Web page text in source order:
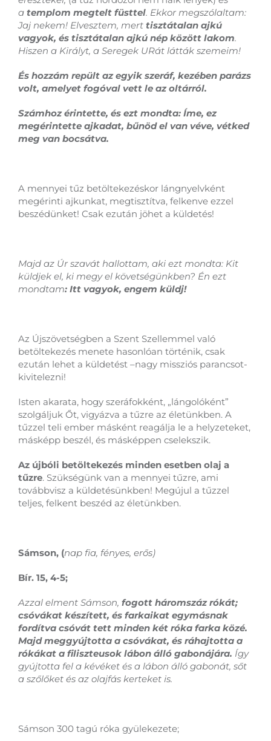
a templom megtelt füsttel. Ekkor megszólaltam:
Jaj nekem! Elvesztem, mert tisztátalan ajkú
vagyok, és tisztátalan ajkú nép között lakom.
Hiszen a Királyt, a Seregek URát látták szemeim!
És hozzám repült az egyik szeráf, kezében parázs
volt, amelyet fogóval vett le az oltárról.
Számhoz érintette, és ezt mondta: Íme, ez
megérintette ajkadat, bűnöd el van véve, vétked
meg van bocsátva.
A mennyei tűz betöltekezéskor lángnyelvként
megérinti ajkunkat, megtisztítva, felkenve ezzel
beszédünket! Csak ezután jöhet a küldetés!
Majd az Úr szavát hallottam, aki ezt mondta: Kit
küldjek el, ki megy el követségünkben? Én ezt
mondtam: Itt vagyok, engem küldj!
Az Újszövetségben a Szent Szellemmel való
betöltekezés menete hasonlóan történik, csak
ezután lehet a küldetést –nagy missziós parancsot-
kivitelezni!
Isten akarata, hogy szeráfokként, „lángolóként”
szolgáljuk Őt, vigyázva a tűzre az életünkben. A
tűzzel teli ember másként reagálja le a helyzeteket,
másképp beszél, és másképpen cselekszik.
Az újbóli betöltekezés minden esetben olaj a
tűzre. Szükségünk van a mennyei tűzre, ami
továbbvisz a küldetésünkben! Megújul a tűzzel
teljes, felkent beszéd az életünkben.
Sámson, (nap fia, fényes, erős)
Bír. 15, 4-5;
Azzal elment Sámson, fogott háromszáz rókát;
csóvákat készített, és farkaikat egymásnak
fordítva csóvát tett minden két róka farka közé.
Majd meggyújtotta a csóvákat, és ráhajtotta a
rókákat a filiszteusok lábon álló gabonájára. Így
gyújtotta fel a kévéket és a lábon álló gabonát, sőt
a szőlőket és az olajfás kerteket is.
Sámson 300 tagú róka gyülekezete;